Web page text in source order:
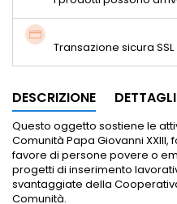
Transazione sicura SSL
DESCRIZIONE
Questo oggetto sostiene le
Comunità Papa Giovanni
favore di persone povere o
progetti di inserimento
svantaggiate della
Comunità.